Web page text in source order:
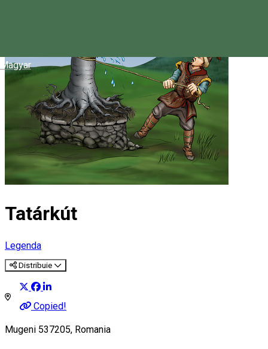
Magyar
Tatárkút
Legenda
Distribuie
Copied!
Mugeni 537205, Romania